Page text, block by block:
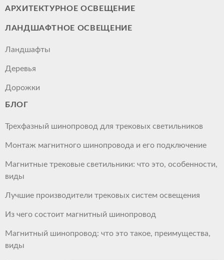
АРХИТЕКТУРНОЕ ОСВЕЩЕНИЕ
ЛАНДШАФТНОЕ ОСВЕЩЕНИЕ
Ландшафты
Деревья
Дорожки
БЛОГ
Трехфазный шинопровод для трековых светильников
Монтаж магнитного шинопровода и его подключение
Магнитные трековые светильники: что это, особенности,
виды
Лучшие производители трековых систем освещения
Из чего состоит магнитный шинопровод
Магнитный шинопровод: что это такое, преимущества,
виды